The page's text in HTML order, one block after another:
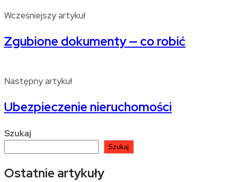
Wcześniejszy artykuł
Zgubione dokumenty — co robić
Następny artykuł
Ubezpieczenie nieruchomości
Szukaj
Szukaj
Ostatnie artykuły